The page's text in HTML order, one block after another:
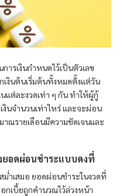
รเงินกำหนดไว้เป็นตัวเลข
งินต้นเริ่มต้นทั้งหมดตั้งแต่วัน
แต่ละงวดเท่า ๆ กัน ทำให้ผู้กู้
งินจำนวนเท่าไหร่ และจะผ่อน
าณรายเดือนมีความชัดเจนและ
อดผ่อนชำระแบบคงที่
ม่ำเสมอ ยอดผ่อนชำระในงวดที่
กเบี้ยถูกคำนวณไว้ล่วงหน้า